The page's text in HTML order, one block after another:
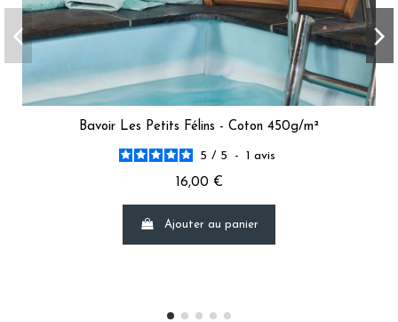
Bavoir Les Petits Félins - Coton 450g/m²
5 / 5 - 1 avis
16,00 €
Ajouter au panier